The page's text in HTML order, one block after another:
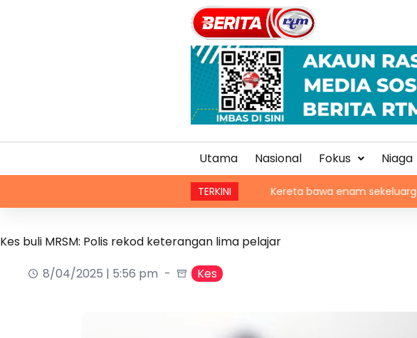
Utama Nasional Fokus Niaga
TERKINI
Kereta bawa enam sekeluarga terbabas,
Kes buli MRSM: Polis rekod keterangan lima pelajar
8/04/2025 | 5:56 pm
Kes